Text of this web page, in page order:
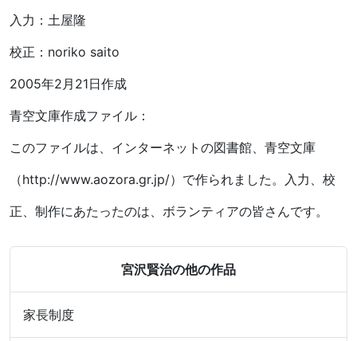
入力：土屋隆
校正：noriko saito
2005年2月21日作成
青空文庫作成ファイル：
このファイルは、インターネットの図書館、青空文庫
（http://www.aozora.gr.jp/）で作られました。入力、校
正、制作にあたったのは、ボランティアの皆さんです。
宮沢賢治の他の作品
家長制度